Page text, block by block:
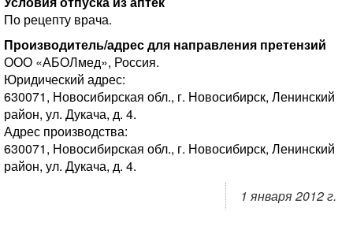
По рецепту врача.
Производитель/адрес для направления претензий
ООО «АБОЛмед», Россия.
Юридический адрес:
630071, Новосибирская обл., г. Новосибирск, Ленинский
район, ул. Дукача, д. 4.
Адрес производства:
630071, Новосибирская обл., г. Новосибирск, Ленинский
район, ул. Дукача, д. 4.
1 января 2012 г.